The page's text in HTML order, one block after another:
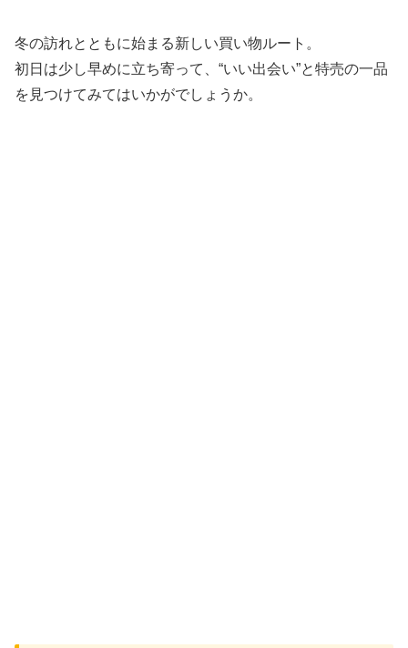
冬の訪れとともに始まる新しい買い物ルート。
初日は少し早めに立ち寄って、“いい出会い”と特売の一品
を見つけてみてはいかがでしょうか。